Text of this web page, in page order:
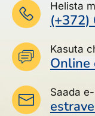
Helista
(+372)
Kasuta
Online
Saada